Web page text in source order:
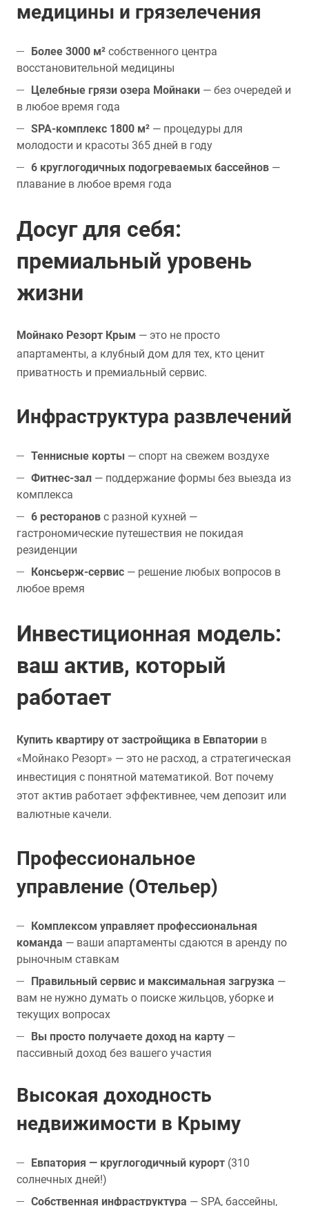
медицины и грязелечения
Более 3000 м² собственного центра
восстановительной медицины
Целебные грязи озера Мойнаки — без очередей и
в любое время года
SPA-комплекс 1800 м² — процедуры для
молодости и красоты 365 дней в году
6 круглогодичных подогреваемых бассейнов —
плавание в любое время года
Досуг для себя:
премиальный уровень
жизни
Мойнако Резорт Крым — это не просто
апартаменты, а клубный дом для тех, кто ценит
приватность и премиальный сервис.
Инфраструктура развлечений
Теннисные корты — спорт на свежем воздухе
Фитнес-зал — поддержание формы без выезда из
комплекса
6 ресторанов с разной кухней —
гастрономические путешествия не покидая
резиденции
Консьерж-сервис — решение любых вопросов в
любое время
Инвестиционная модель:
ваш актив, который
работает
Купить квартиру от застройщика в Евпатории в
«Мойнако Резорт» — это не расход, а стратегическая
инвестиция с понятной математикой. Вот почему
этот актив работает эффективнее, чем депозит или
валютные качели.
Профессиональное
управление (Отельер)
Комплексом управляет профессиональная
команда — ваши апартаменты сдаются в аренду по
рыночным ставкам
Правильный сервис и максимальная загрузка —
вам не нужно думать о поиске жильцов, уборке и
текущих вопросах
Вы просто получаете доход на карту —
пассивный доход без вашего участия
Высокая доходность
недвижимости в Крыму
Евпатория — круглогодичный курорт (310
солнечных дней!)
Собственная инфраструктура — SPA, бассейны,